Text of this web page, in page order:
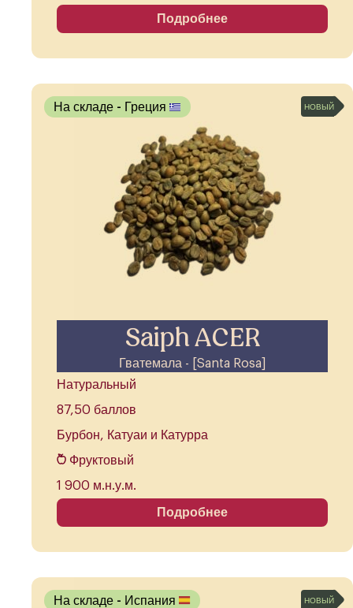
Подробнее
Saiph ACER
Гватемала - [Santa Rosa]
На складе - Греция
Натуральный
87,50 баллов
Бурбон, Катуаи и Катурра
Фруктовый
1 900 м.н.у.м.
НОВЫЙ
Подробнее
На складе - Испания НОВЫЙ